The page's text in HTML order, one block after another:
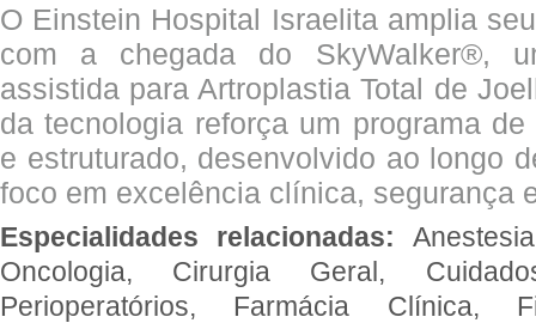
O Einstein Hospital Israelita amplia
com a chegada do SkyWalker®,
assistida para Artroplastia Total de
da tecnologia reforça um programa
e estruturado, desenvolvido ao longo
foco em excelência clínica, segurança
Especialidades relacionadas:
Oncologia, Cirurgia Geral,
Perioperatórios, Farmácia Clínica,